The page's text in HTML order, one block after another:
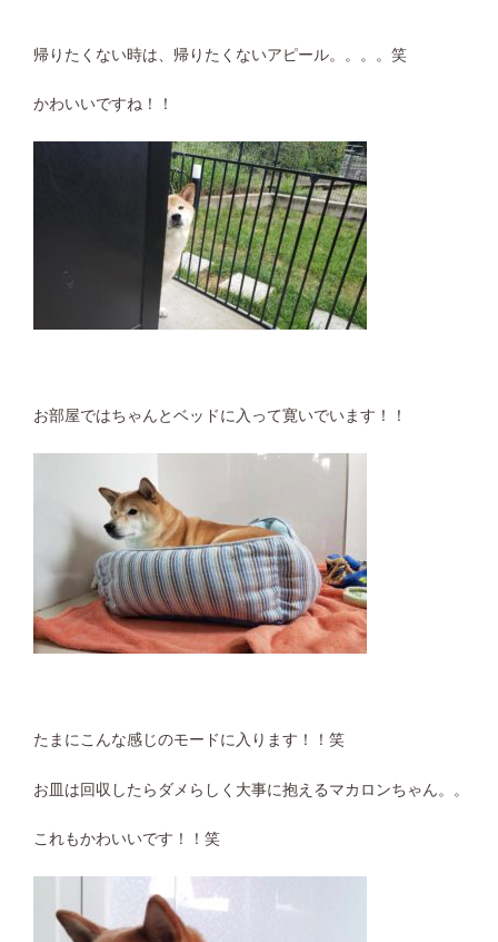
帰りたくない時は、帰りたくないアピール。。。。笑
かわいいですね！！
お部屋ではちゃんとベッドに入って寛いでいます！！
たまにこんな感じのモードに入ります！！笑
お皿は回収したらダメらしく大事に抱えるマカロンちゃん。。
これもかわいいです！！笑